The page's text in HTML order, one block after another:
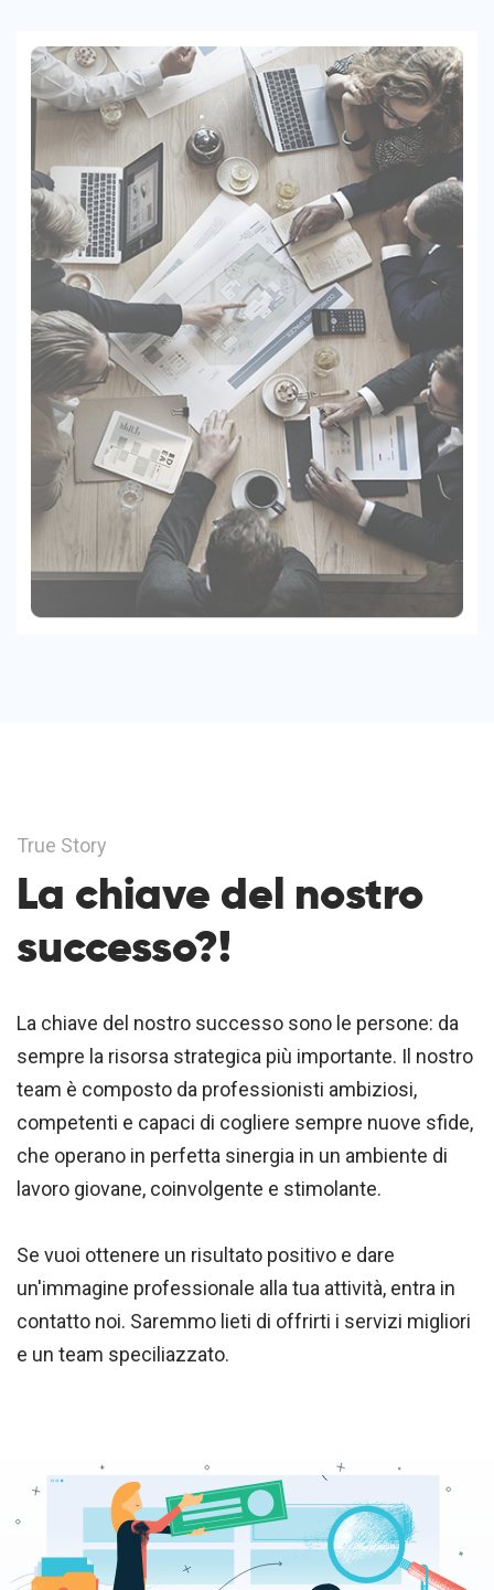
True Story
La chiave del nostro
successo?!
La chiave del nostro successo sono le persone: da
sempre la risorsa strategica più importante. Il nostro
team è composto da professionisti ambiziosi,
competenti e capaci di cogliere sempre nuove sfide,
che operano in perfetta sinergia in un ambiente di
lavoro giovane, coinvolgente e stimolante.
Se vuoi ottenere un risultato positivo e dare
un'immagine professionale alla tua attività, entra in
contatto noi. Saremmo lieti di offrirti i servizi migliori
e un team speciliazzato.